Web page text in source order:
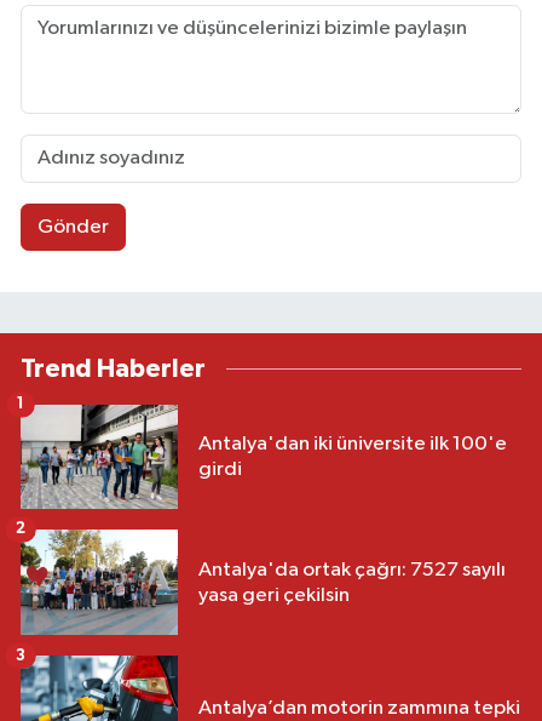
Gönder
Trend Haberler
Antalya'dan iki üniversite ilk 100'e
girdi
Antalya'da ortak çağrı: 7527 sayılı
yasa geri çekilsin
2
Antalya’dan motorin zammına tepki
3